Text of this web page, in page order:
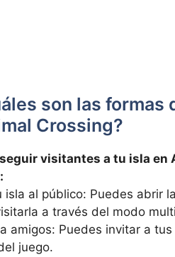
son las
Crossing?
visitantes a tu isla
isla al público: Puedes abrir
a través del modo​
amigos: Puedes invitar a
juego.